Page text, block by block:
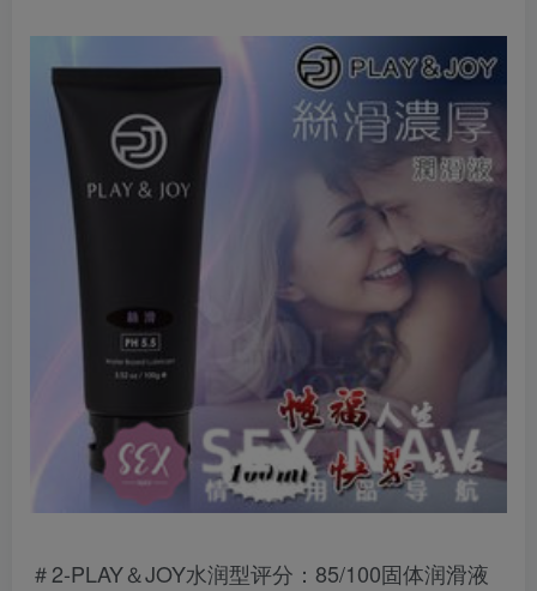
＃2-PLAY＆JOY水润型评分：85/100固体润滑液